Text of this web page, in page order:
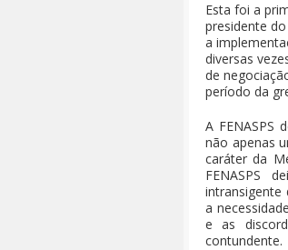
Esta foi a
presidente
a
diversas
de
período da
A FENASPS
não apenas
caráter da
FENASPS
intransigente
a
e as
contundente.